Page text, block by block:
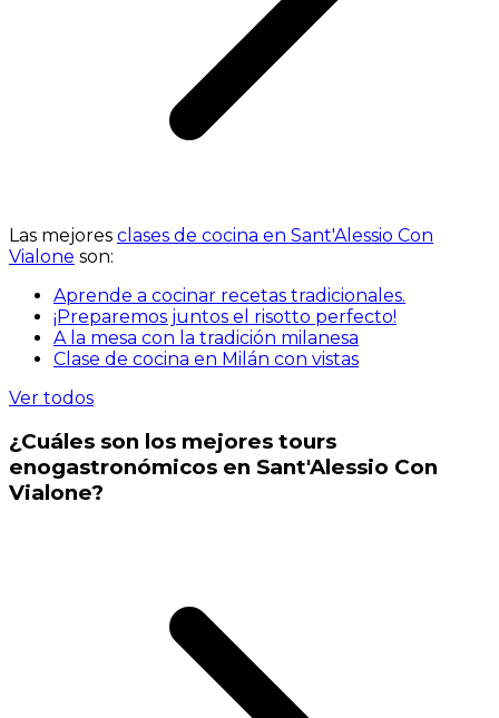
Las mejores clases de cocina en Sant'Alessio Con
Vialone son:
Aprende a cocinar recetas tradicionales.
¡Preparemos juntos el risotto perfecto!
A la mesa con la tradición milanesa
Clase de cocina en Milán con vistas
Ver todos
¿Cuáles son los mejores tours
enogastronómicos en Sant'Alessio Con
Vialone?